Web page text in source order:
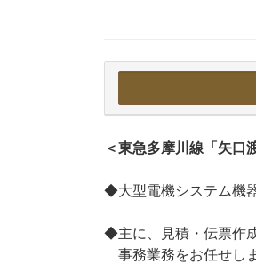
＜東急多摩川線「矢口
◆大型電機システム機
◆主に、見積・伝票作
事務業務をお任せし